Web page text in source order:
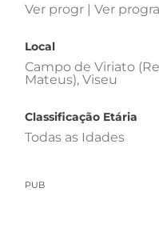
Ver progr | Ver
Local
Campo de Viriato
Mateus), Viseu
Classificação Etária
Todas as Idades
PUB